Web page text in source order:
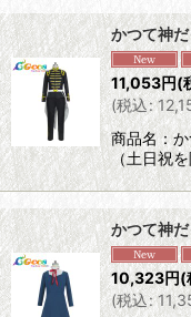
かつて神
11,053円(
(税込:
商品名：
（土日祝
かつて神
10,323円(
(税込: